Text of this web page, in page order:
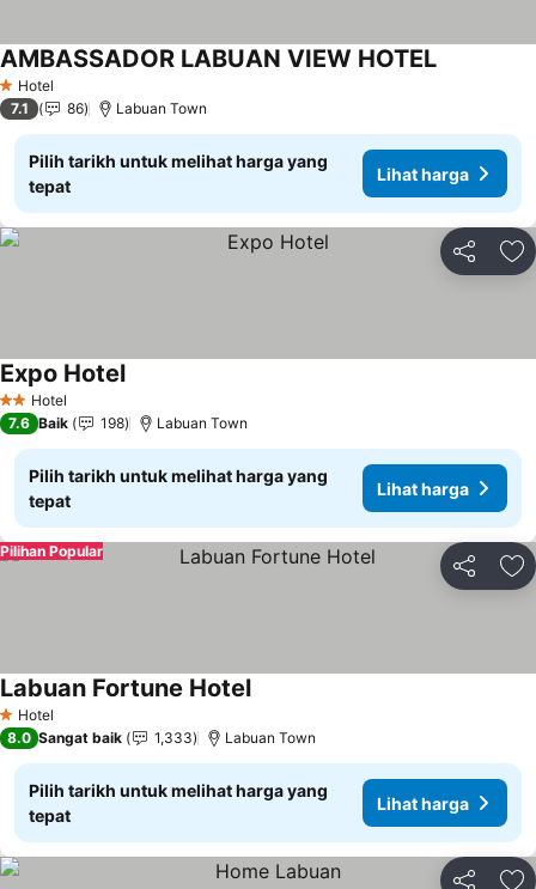
1 Bintang
Hotel
AMBASSADOR LABUAN VIEW HOTELLihat harga
7.1 86 Labuan Town
Pilih tarikh untuk melihat harga yang
tepat
Lihat harga
Kongsi
2 Bintang
Hotel
Expo HotelLihat harga
7.6 Baik 198 Labuan Town
Pilih tarikh untuk melihat harga yang
tepat
Lihat harga
Kongsi
Pilihan Popular
1 Bintang
Hotel
Labuan Fortune HotelLihat harga
8.0 Sangat baik 1,333 Labuan Town
Pilih tarikh untuk melihat harga yang
tepat
Lihat harga